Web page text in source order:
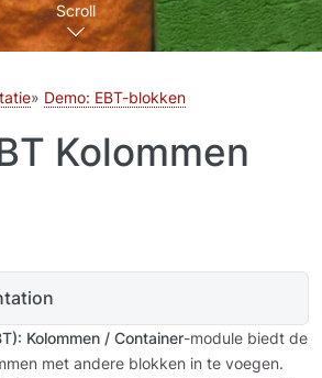
Scroll
Demo: EBT-blokken
Kolommen
Kolommen / Container-module biedt de
met andere blokken in te voegen.